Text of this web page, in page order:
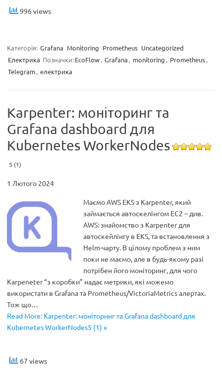
996 views
Категорія: Grafana Monitoring Prometheus Uncategorized
Електрика Позначки:EcoFlow, Grafana , monitoring , Prometheus,
Telegram, електрика
Karpenter: моніторинг та
Grafana dashboard для
Kubernetes WorkerNodes
5 (1)
1 Лютого 2024
Маємо AWS EKS з Karpenter, який
займається автоскелінгом EC2 – див.
AWS: знайомство з Karpenter для
автоскейлінгу в EKS, та встановлення з
Helm-чарту. В цілому проблем з ним
поки не маємо, але в будь-якому разі
потрібен його моніторинг, для чого
Karpeneter “з коробки” надає метрики, які можемо
використати в Grafana та Prometheus/VictoriaMetrics алертах.
Тож що…
Read More: Karpenter: моніторинг та Grafana dashboard для
Kubernetes WorkerNodes5 (1) »
67 views